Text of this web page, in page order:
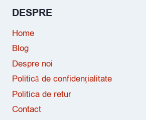
DESPRE
Home
Blog
Despre noi
Politică de confidențialitate
Politica de retur
Contact